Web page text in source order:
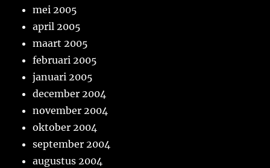
mei 2005
april 2005
maart 2005
februari 2005
januari 2005
december 2004
november 2004
oktober 2004
september 2004
augustus 2004